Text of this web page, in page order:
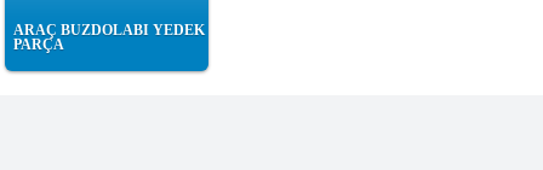
ARAÇ BUZDOLABI YEDEK
PARÇA